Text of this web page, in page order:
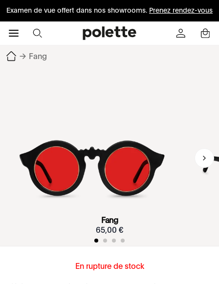
Examen de vue offert dans nos showrooms. Prenez rendez-vous
→ Fang
Fang
65,00 €
En rupture de stock